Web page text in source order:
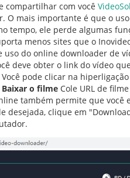
compartilhar com você
O mais importante é que o
tempo, ele perde algumas
menos sites que o
uso do online downloader de
deve obter o link do vídeo
Você pode clicar na
Baixar o filme Cole URL de
também permite que você
desejada, clique em